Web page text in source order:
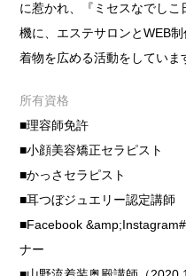
に惹かれ、『ミセスなでし
機に、エステサロンとWEB
着物を広める活動をしていま
所有資格
■理容師免許
■小顔美容矯正セラピスト
■かっさセラピスト
■耳つぼジュエリー認定講師
■Facebook
ナー